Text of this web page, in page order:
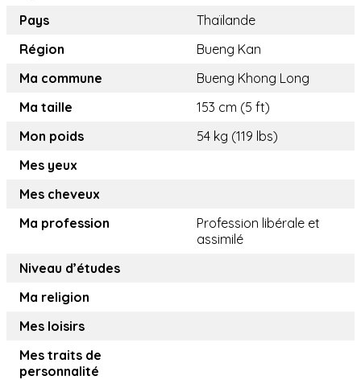
Pays
Thaïlande
Région
Bueng Kan
Ma commune
Bueng Khong Long
Ma taille
153 cm (5 ft)
Mon poids
54 kg (119 lbs)
Mes yeux
Mes cheveux
Ma profession
Profession libérale et
assimilé
Niveau d’études
Ma religion
Mes loisirs
Mes traits de
personnalité